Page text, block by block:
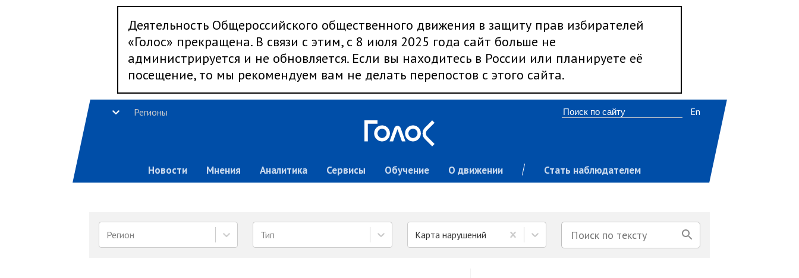
Деятельность Общероссийского общественного движения в защиту прав избирателей
«Голос» прекращена. В связи с этим, с 8 июля 2025 года сайт больше не
администрируется и не обновляется. Если вы находитесь в России или планируете её
посещение, то мы рекомендуем вам не делать перепостов с этого сайта.
Регионы
Новости Мнения Аналитика Сервисы Обучение О движении Стать наблюдателем
En
Регион Тип Карта нарушений